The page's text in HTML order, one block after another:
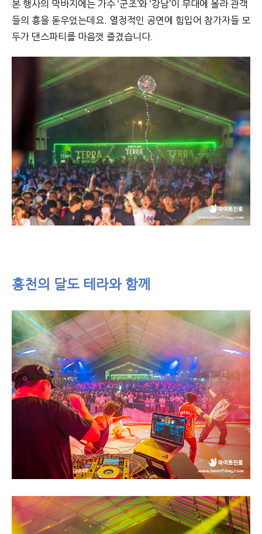
본 행사의 막바지에는 가수 ‘군조’와 ‘강남’이 무대에 올라 관객
들의 흥을 돋우었는데요. 열정적인 공연에 힘입어 참가자들 모
두가 댄스파티를 마음껏 즐겼습니다.
홍천의 달도 테라와 함께